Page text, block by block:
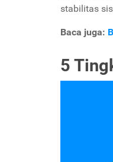
stabilitas
Baca juga:
5